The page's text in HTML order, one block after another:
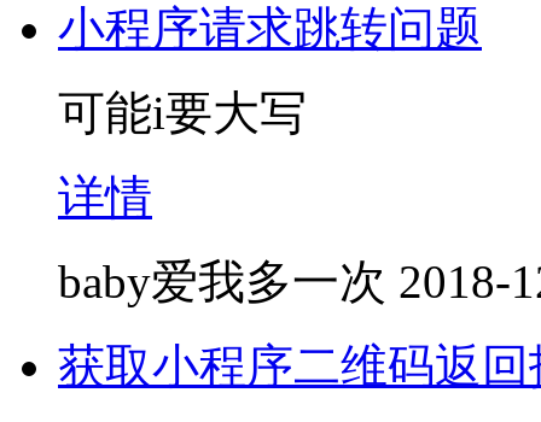
小程序请求跳转问题
可能i要大写
详情
baby爱我多一次 2018-
获取小程序二维码返回